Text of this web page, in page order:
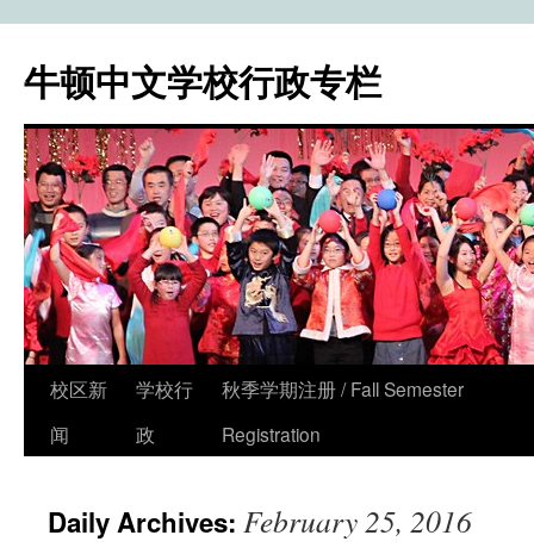
牛顿中文学校行政专栏
Skip
校区新
闻
学校行
政
秋季学期注册 / Fall Semester
Registration
Daily Archives: February 25, 2016